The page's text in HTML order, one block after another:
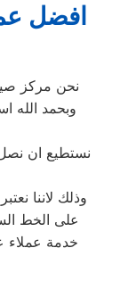
افضل
نحن مركز
وبحمد
نستطيع ان
وذلك لاننا
على الخط
خدمة عملاء